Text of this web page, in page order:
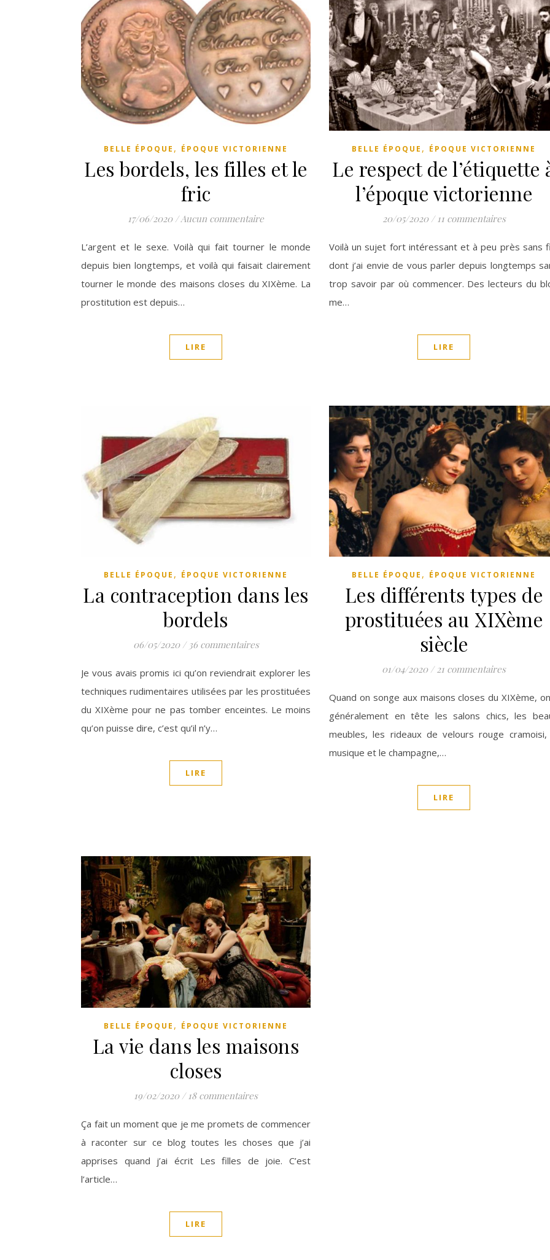
BELLE ÉPOQUE , ÉPOQUE VICTORIENNE
Les bordels, les filles et le
fric
17/06/2020 / Aucun commentaire
L’argent et le sexe. Voilà qui fait tourner le monde
depuis bien longtemps, et voilà qui faisait clairement
tourner le monde des maisons closes du XIXème. La
prostitution est depuis…
LIRE
BELLE ÉPOQUE , ÉPOQUE VICTORIENNE
Le respect de l’étiquette
l’époque victorienne
20/05/2020 / 11 commentaires
Voilà un sujet fort intéressant et à peu près sans
dont j’ai envie de vous parler depuis longtemps
trop savoir par où commencer. Des lecteurs du
me…
LIRE
BELLE ÉPOQUE , ÉPOQUE VICTORIENNE
La contraception dans les
bordels
06/05/2020 / 36 commentaires
Je vous avais promis ici qu’on reviendrait explorer les
techniques rudimentaires utilisées par les prostituées
du XIXème pour ne pas tomber enceintes. Le moins
qu’on puisse dire, c’est qu’il n’y…
LIRE
BELLE ÉPOQUE , ÉPOQUE VICTORIENNE
Les différents types de
prostituées au XIXème
siècle
01/04/2020 / 21 commentaires
Quand on songe aux maisons closes du XIXème,
généralement en tête les salons chics, les
meubles, les rideaux de velours rouge cramoisi,
musique et le champagne,…
LIRE
BELLE ÉPOQUE , ÉPOQUE VICTORIENNE
La vie dans les maisons
closes
19/02/2020 / 18 commentaires
Ça fait un moment que je me promets de commencer
à raconter sur ce blog toutes les choses que j’ai
apprises quand j’ai écrit Les filles de joie. C’est
l’article…
LIRE